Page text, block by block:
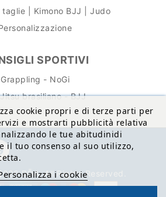
taglie | Kimono BJJ | Judo
SPORTIVI
Grappling - NoGi
brasiliano - BJJ
cookie propri e di terze parti per
e mostrarti pubblicità relativa
le tue abitudinidi
il tuo consenso al suo utilizzo,
i cookie
BŌA. All Rights Reserved.